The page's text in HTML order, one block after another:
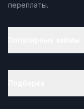
переплаты.